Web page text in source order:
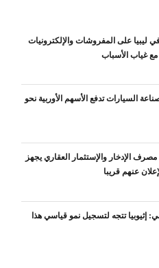
ليبيا على المفروشات والإلكترونيات
مع غياب الأسباب
السيارات تدفع الأسهم الأوربية نحو
الإدخار والإستثمار العقاري يجهز
إثيوبيا تتجه لتسجيل نمو قياسي هذا